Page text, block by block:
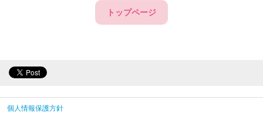
トップページ
個人情報保護方針